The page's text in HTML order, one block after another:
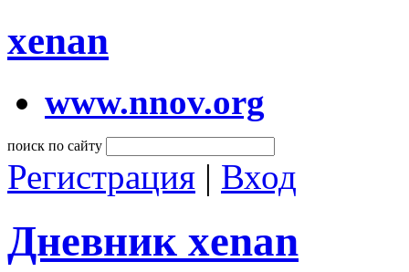
xenan
www.nnov.org
поиск по сайту
Регистрация | Вход
Дневник xenan